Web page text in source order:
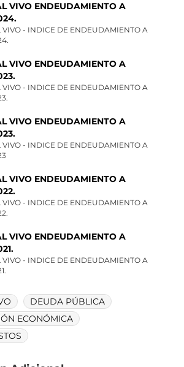
VIVO ENDEUDAMIENTO A
VIVO - INDICE DE ENDEUDAMIENTO A
VIVO ENDEUDAMIENTO A
VIVO - INDICE DE ENDEUDAMIENTO A
VIVO ENDEUDAMIENTO A
VIVO - INDICE DE ENDEUDAMIENTO A
VIVO ENDEUDAMIENTO A
VIVO - INDICE DE ENDEUDAMIENTO A
VIVO ENDEUDAMIENTO A
VIVO - INDICE DE ENDEUDAMIENTO A
DEUDA PÚBLICA
ECONÓMICA